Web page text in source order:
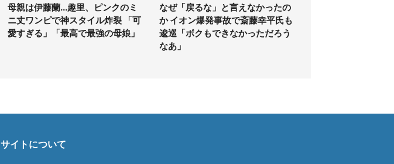
母親は伊藤蘭...趣里、ピンクのミ
ニ丈ワンピで神スタイル炸裂 「可
愛すぎる」「最高で最強の母娘」
なぜ「戻るな」と言えなかったの
か イオン爆発事故で斎藤幸平氏も
逡巡「ボクもできなかっただろう
なあ」
サイトについて